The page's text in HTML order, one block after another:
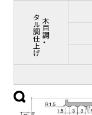
木目調・
メタル調仕上げ